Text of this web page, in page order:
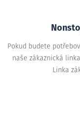
Pokud budete
naše zákaznická
Linka